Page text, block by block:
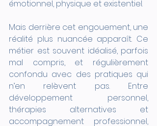
émotionnel, physique et existentiel.
Mais derrière cet engouement, une
réalité plus nuancée apparaît. Ce
métier est souvent idéalisé, parfois
mal compris, et régulièrement
confondu avec des pratiques qui
n’en relèvent pas. Entre
développement personnel,
thérapies alternatives et
accompagnement professionnel,